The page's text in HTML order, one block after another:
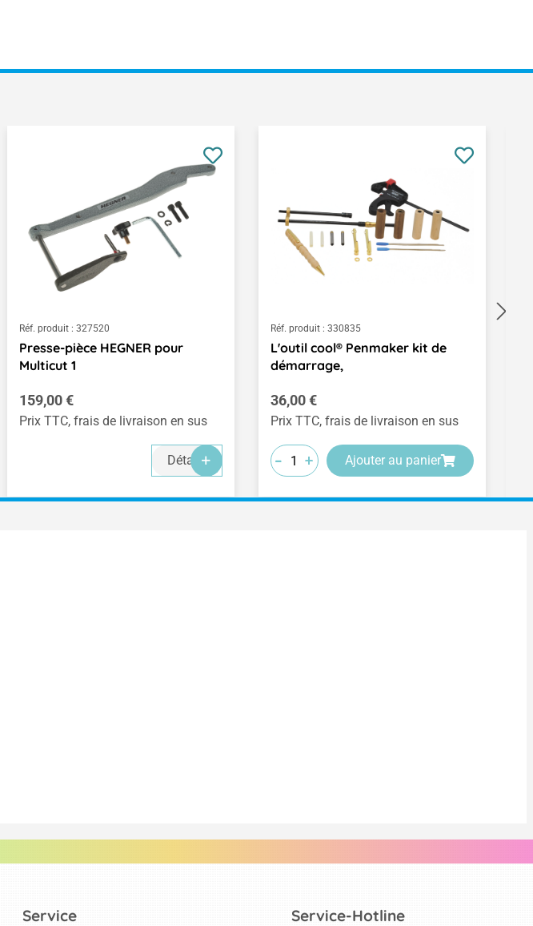
Réf. produit : 327520
Presse-pièce HEGNER pour
Multicut 1
Prix régulier :
159,00 €
Prix TTC, frais de livraison en sus
Détails
Réf. produit : 330835
L'outil cool® Penmaker kit de
démarrage,
Prix régulier :
36,00 €
Prix TTC, frais de livraison en sus
-
-
- +
+
+ Ajouter au panier
Service-Hotline
Service